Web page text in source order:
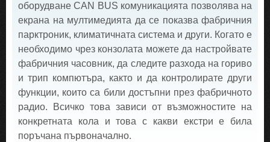
оборудване CAN BUS комуникацията позволява на
екрана на мултимедията да се показва фабричния
парктроник, климатичната система и други. Когато е
необходимо чрез конзолата можете да настройвате
фабричния часовник, да следите разхода на гориво
и трип компютъра, както и да контролирате други
функции, които са били достъпни през фабричното
радио. Всичко това зависи от възможностите на
конкретната кола и това с какви екстри е била
поръчана първоначално.